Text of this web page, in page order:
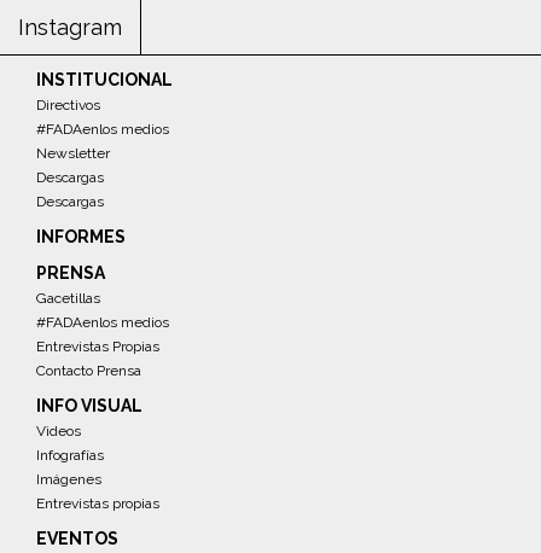
Instagram
INSTITUCIONAL
Directivos
#FADAenlos medios
Newsletter
Descargas
Descargas
INFORMES
PRENSA
Gacetillas
#FADAenlos medios
Entrevistas Propias
Contacto Prensa
INFO VISUAL
Videos
Infografías
Imágenes
Entrevistas propias
EVENTOS